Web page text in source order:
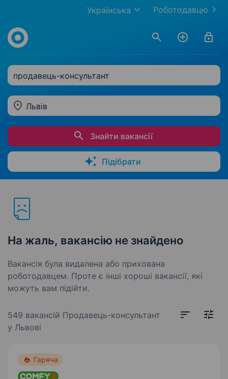
Роботодавцю
Українська
продавець-консультант
Львів
Знайти вакансії
Підібрати
На жаль, вакансію не знайдено
Вакансія була видалена або прихована
роботодавцем. Проте є інші хороші вакансії, які
можуть вам підійти.
549 вакансій Продавець-консультант
у Львові
Гаряча